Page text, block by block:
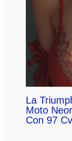
La
Moto
Con 97